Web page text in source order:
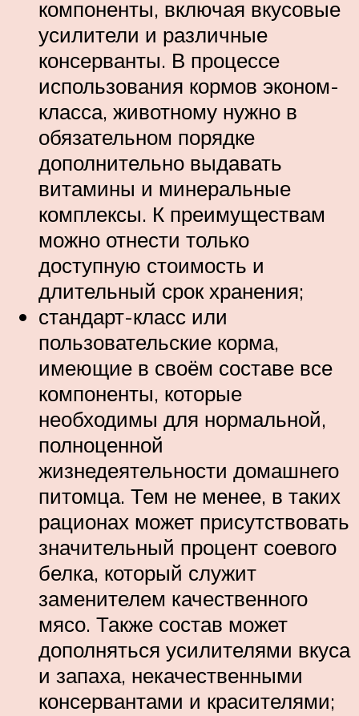
компоненты, включая вкусовые
усилители и различные
консерванты. В процессе
использования кормов эконом-
класса, животному нужно в
обязательном порядке
дополнительно выдавать
витамины и минеральные
комплексы. К преимуществам
можно отнести только
доступную стоимость и
длительный срок хранения;
стандарт-класс или
пользовательские корма,
имеющие в своём составе все
компоненты, которые
необходимы для нормальной,
полноценной
жизнедеятельности домашнего
питомца. Тем не менее, в таких
рационах может присутствовать
значительный процент соевого
белка, который служит
заменителем качественного
мясо. Также состав может
дополняться усилителями вкуса
и запаха, некачественными
консервантами и красителями;